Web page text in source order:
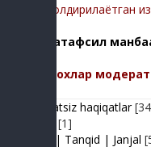
-Қолдирилаётган
(батафсил
Изохлар
Adolatsiz haqiqatlar
[1]
Baxs| Tanqid | Janjal